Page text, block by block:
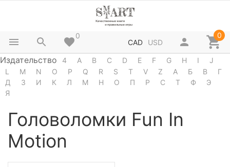
0
CAD USD
0
Издательство 4 A B C D E F G H I
J
L
M N O P Q R S T V Z А Б В
Г
Д
З И К Л М Н О П Р С Т Ф
Э
Я
Головоломки Fun In
Motion